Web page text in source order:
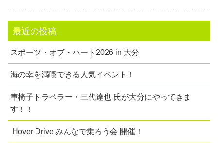
最近の投稿
スポーツ・オブ・ハート2026 in 大分
海の幸を満喫できる人気イベント！
車椅子トラベラー・三代達也 氏が大分にやってきま
す！！
Hover Drive みんなで乗ろう会 開催！